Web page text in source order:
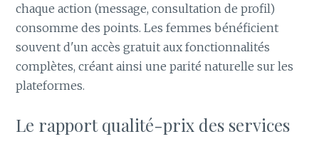
chaque action (message, consultation de profil)
consomme des points. Les femmes bénéficient
souvent d'un accès gratuit aux fonctionnalités
complètes, créant ainsi une parité naturelle sur les
plateformes.
Le rapport qualité-prix des services